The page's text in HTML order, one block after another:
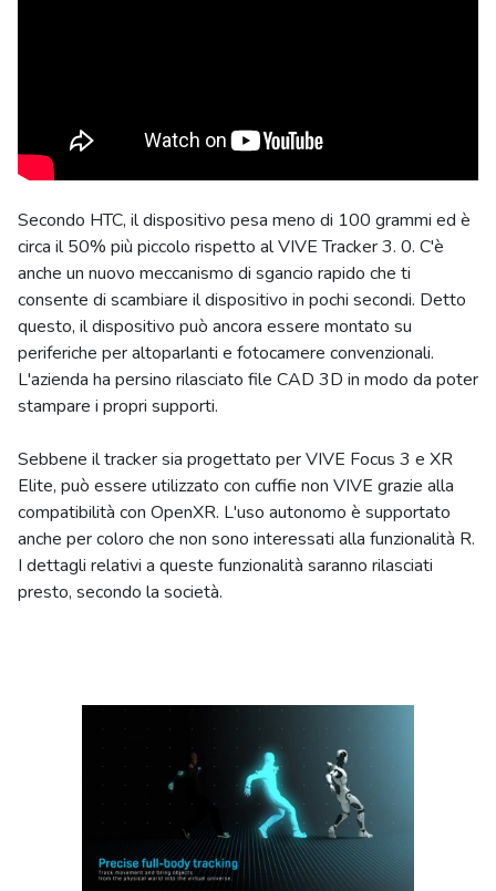
Secondo HTC, il dispositivo pesa meno di 100 grammi ed è
circa il 50% più piccolo rispetto al VIVE Tracker 3. 0. C'è
anche un nuovo meccanismo di sgancio rapido che ti
consente di scambiare il dispositivo in pochi secondi. Detto
questo, il dispositivo può ancora essere montato su
periferiche per altoparlanti e fotocamere convenzionali.
L'azienda ha persino rilasciato file CAD 3D in modo da poter
stampare i propri supporti.
Sebbene il tracker sia progettato per VIVE Focus 3 e XR
Elite, può essere utilizzato con cuffie non VIVE grazie alla
compatibilità con OpenXR. L'uso autonomo è supportato
anche per coloro che non sono interessati alla funzionalità R.
I dettagli relativi a queste funzionalità saranno rilasciati
presto, secondo la società.